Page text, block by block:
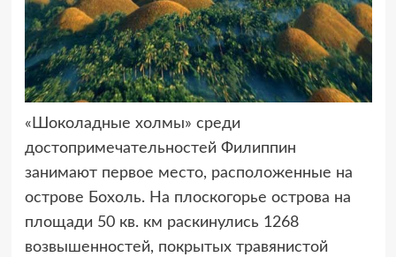
«Шоколадные холмы» среди
достопримечательностей Филиппин
занимают первое место, расположенные на
острове Бохоль. На плоскогорье острова на
площади 50 кв. км раскинулись 1268
возвышенностей, покрытых травянистой